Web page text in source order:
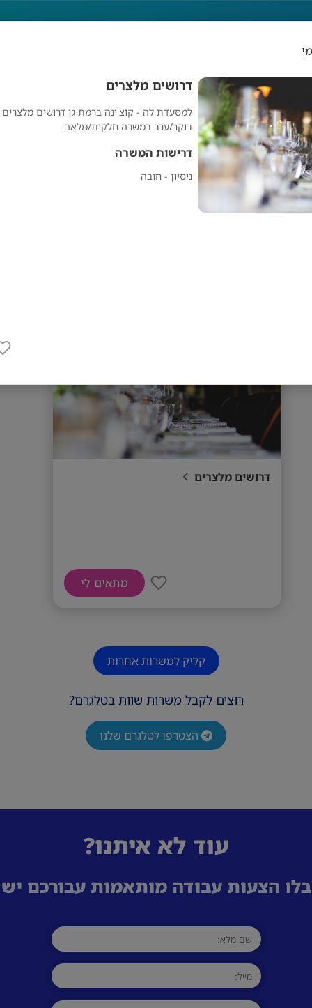
דרושים מלצרים
למסעדת לה - קוצ'ינה ברמת גן דרושים מלצרים
בוקר/ערב במשרה חלקית/מלאה
דרישות המשרה
ניסיון - חובה
דרושים מלצרים
דרושים מלצרים
מתאים לי
קליק למשרות אחרות
רוצים לקבל משרות שוות בטלגרם?
הצטרפו לטלגרם שלנו
עוד לא איתנו?
הצעות עבודה מותאמות עבורכם